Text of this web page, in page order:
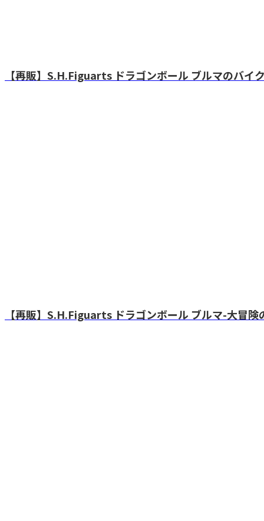
【再販】S.H.Figuarts ドラゴンボール ブルマのバイ
【再販】S.H.Figuarts ドラゴンボール ブルマ-大冒険